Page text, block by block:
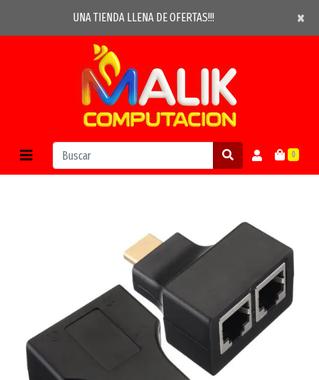
UNA TIENDA LLENA DE OFERTAS!!! ×
×
0